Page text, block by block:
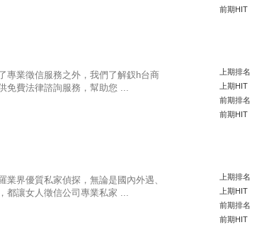
前期HIT
專業徵信服務之外，我們了解釵h台商
免費法律諮詢服務，幫助您 ...
上期排名
上期HIT
前期排名
前期HIT
業界優質私家偵探，無論是國內外遇、
都讓女人徵信公司專業私家 ...
上期排名
上期HIT
前期排名
前期HIT